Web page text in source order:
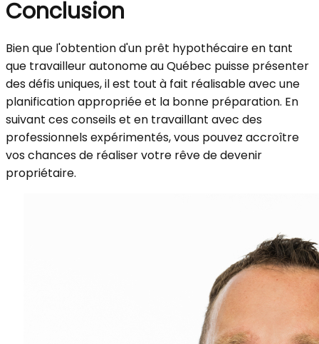
Conclusion
Bien que l'obtention d'un prêt hypothécaire en tant
que travailleur autonome au Québec puisse présenter
des défis uniques, il est tout à fait réalisable avec une
planification appropriée et la bonne préparation. En
suivant ces conseils et en travaillant avec des
professionnels expérimentés, vous pouvez accroître
vos chances de réaliser votre rêve de devenir
propriétaire.